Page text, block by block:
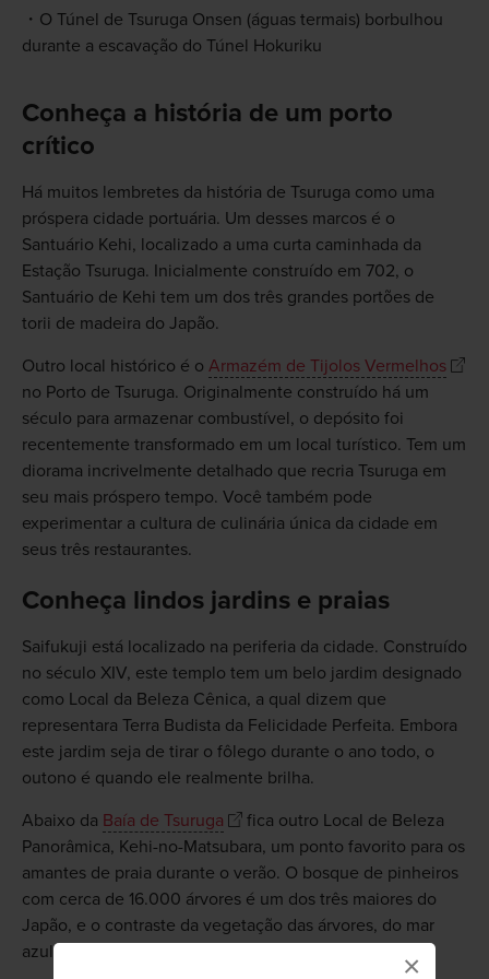
×
O Túnel de Tsuruga Onsen (águas termais) borbulhou
durante a escavação do Túnel Hokuriku
Conheça a história de um porto
crítico
Há muitos lembretes da história de Tsuruga como uma
próspera cidade portuária. Um desses marcos é o
Santuário Kehi, localizado a uma curta caminhada da
Estação Tsuruga. Inicialmente construído em 702, o
Santuário de Kehi tem um dos três grandes portões de
torii de madeira do Japão.
Outro local histórico é o Armazém de Tijolos Vermelhos
no Porto de Tsuruga. Originalmente construído há um
século para armazenar combustível, o depósito foi
recentemente transformado em um local turístico. Tem um
diorama incrivelmente detalhado que recria Tsuruga em
seu mais próspero tempo. Você também pode
experimentar a cultura de culinária única da cidade em
seus três restaurantes.
Conheça lindos jardins e praias
Saifukuji está localizado na periferia da cidade. Construído
no século XIV, este templo tem um belo jardim designado
como Local da Beleza Cênica, a qual dizem que
representara Terra Budista da Felicidade Perfeita. Embora
este jardim seja de tirar o fôlego durante o ano todo, o
outono é quando ele realmente brilha.
Abaixo da Baía de Tsuruga
fica outro Local de Beleza
Panorâmica, Kehi-no-Matsubara, um ponto favorito para os
amantes de praia durante o verão. O bosque de pinheiros
com cerca de 16.000 árvores é um dos três maiores do
Japão, e o contraste da vegetação das árvores, do mar
azul e da areia branca formam um belo cenário.